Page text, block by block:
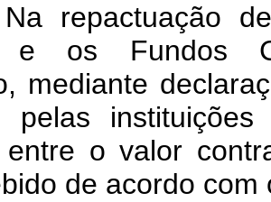
repactuação de
e os Fundos
mediante
pelas
entre o valor
de acordo